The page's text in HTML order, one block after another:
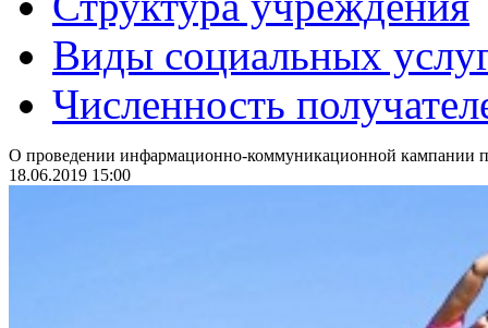
Виды социальных
Численность
О проведении инфармационно-коммуникационной кампании
18.06.2019 15:00